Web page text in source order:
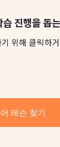
진행을 돕
위해 클릭하
레슨 찾기